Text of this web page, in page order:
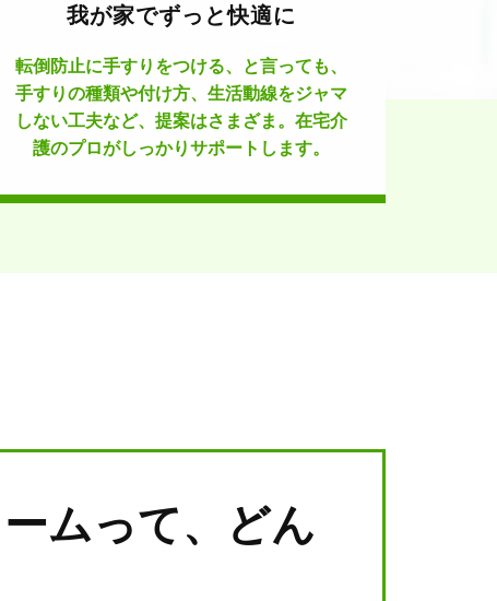
我が家でずっと快適に
転倒防止に手すりをつける、と言っても、
手すりの種類や付け方、生活動線をジャマ
しない工夫など、提案はさまざま。在宅介
護のプロがしっかりサポートします。
ムって、どん